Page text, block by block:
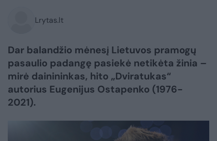
Lrytas.lt
Dar balandžio mėnesį Lietuvos pramogų
pasaulio padangę pasiekė netikėta žinia –
mirė dainininkas, hito „Dviratukas“
autorius Eugenijus Ostapenko (1976-
2021).